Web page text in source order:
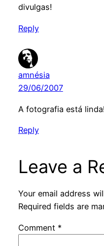
divulgas!
Reply
amnésia
29/06/2007
A fotografia está linda!
Reply
Leave a
Your email address
Required fields are
Comment *